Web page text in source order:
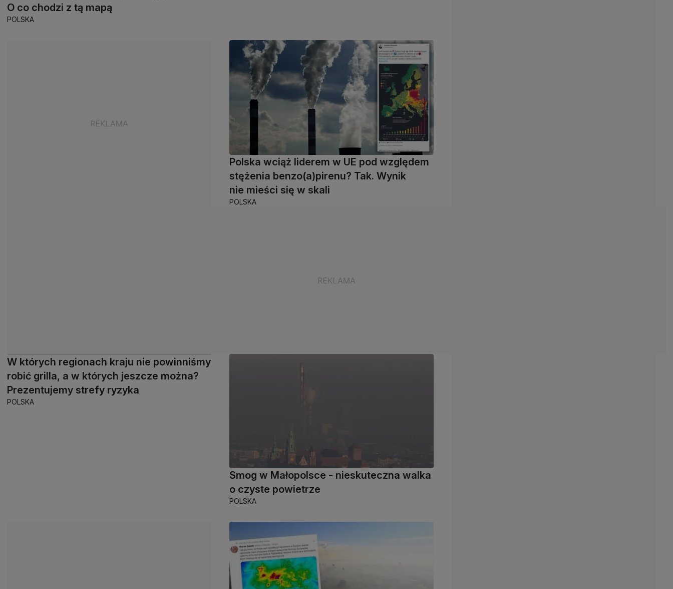
O co chodzi z tą mapą
POLSKA
Polska wciąż liderem w UE pod względem
stężenia benzo(a)pirenu? Tak. Wynik
nie mieści się w skali
POLSKA
W których regionach kraju nie powinniśmy
robić grilla, a w których jeszcze można?
Prezentujemy strefy ryzyka
POLSKA
Smog w Małopolsce - nieskuteczna walka
o czyste powietrze
POLSKA